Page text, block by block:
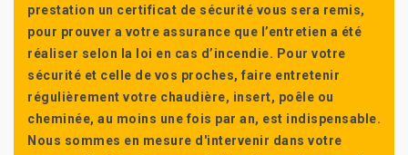
prestation un certificat de sécurité vous sera remis,
pour prouver a votre assurance que l’entretien a été
réaliser selon la loi en cas d’incendie. Pour votre
sécurité et celle de vos proches, faire entretenir
régulièrement votre chaudière, insert, poêle ou
cheminée, au moins une fois par an, est indispensable.
Nous sommes en mesure d'intervenir dans votre